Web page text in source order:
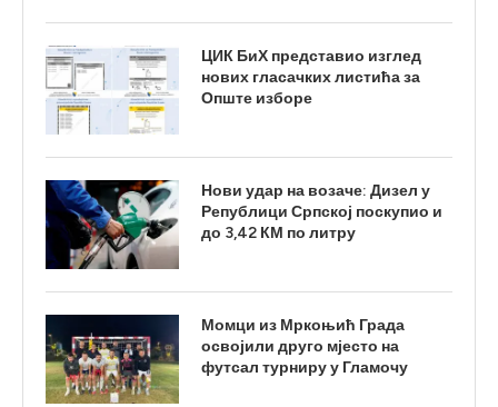
ЦИК БиХ представио изглед
нових гласачких листића за
Опште изборе
Нови удар на возаче: Дизел у
Републици Српској поскупио и
до 3,42 КМ по литру
Момци из Мркоњић Града
освојили друго мјесто на
футсал турниру у Гламочу